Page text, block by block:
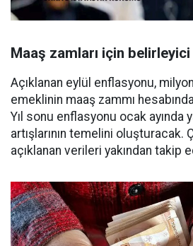
Maaş zamları için
Açıklanan eylül enflasyonu,
emeklinin maaş zammı
Yıl sonu enflasyonu ocak ayında
artışlarının temelini oluşturacak.
açıklanan verileri yakından takip